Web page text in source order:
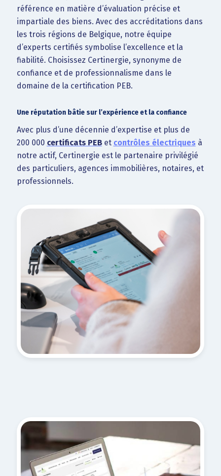
référence en matière d’évaluation précise et
impartiale des biens. Avec des accréditations dans
les trois régions de Belgique, notre équipe
d’experts certifiés symbolise l’excellence et la
fiabilité. Choisissez Certinergie, synonyme de
confiance et de professionnalisme dans le
domaine de la certification PEB.
Une réputation bâtie sur l’expérience et la confiance
Avec plus d’une décennie d’expertise et plus de
200 000 certificats PEBet contrôles électriques à
notre actif, Certinergie est le partenaire privilégié
des particuliers, agences immobilières, notaires, et
professionnels.